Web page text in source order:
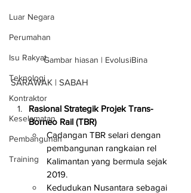
Luar Negara
Perumahan
Isu Rakyat
Teknologi
Kontraktor
Keselamatan
Pembangunan
Training
Gambar hiasan | EvolusiBina
SARAWAK | SABAH
Rasional Strategik Projek Trans-
Borneo Rail (TBR)
Cadangan TBR selari dengan
pembangunan rangkaian rel
Kalimantan yang bermula sejak
2019.
Kedudukan Nusantara sebagai